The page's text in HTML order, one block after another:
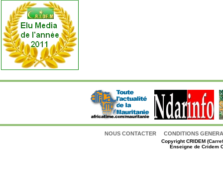
NOUS CONTACTER CONDITIONS
CopyrightCRIDEM
Enseigne de Cridem